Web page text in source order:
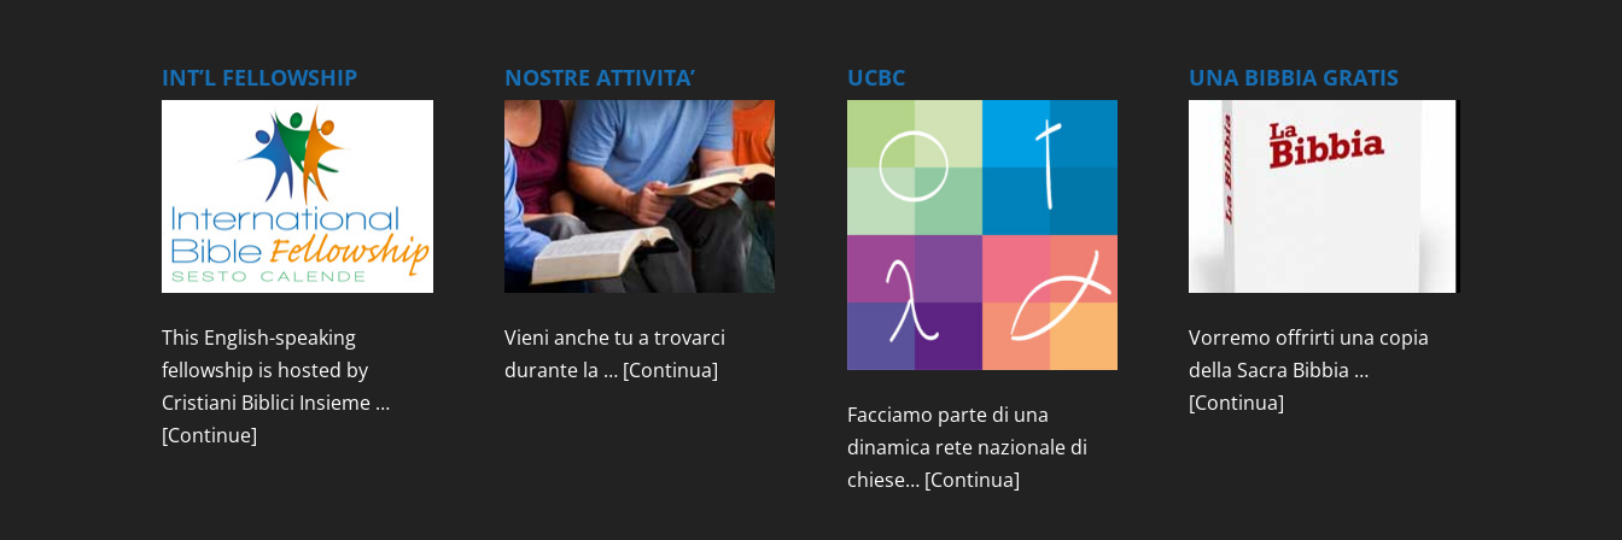
INT’L FELLOWSHIP
This English-speaking
fellowship is hosted by
Cristiani Biblici Insieme …
[Continue]
NOSTRE ATTIVITA’
Vieni anche tu a trovarci
durante la … [Continua]
UCBC
Facciamo parte di una
dinamica rete nazionale di
chiese… [Continua]
UNA BIBBIA GRATIS
Vorremo offrirti una copia
della Sacra Bibbia …
[Continua]